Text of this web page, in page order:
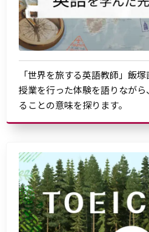
「世界を旅する英語教師」飯
授業を行った体験を語りなが
ることの意味を探ります。